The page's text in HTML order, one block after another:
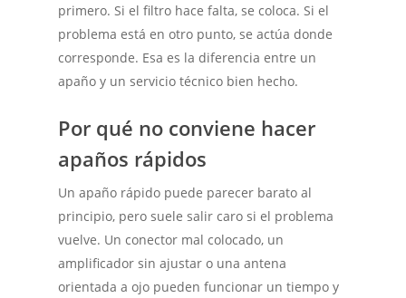
primero. Si el filtro hace falta, se coloca. Si el
problema está en otro punto, se actúa donde
corresponde. Esa es la diferencia entre un
apaño y un servicio técnico bien hecho.
Por qué no conviene hacer
apaños rápidos
Un apaño rápido puede parecer barato al
principio, pero suele salir caro si el problema
vuelve. Un conector mal colocado, un
amplificador sin ajustar o una antena
orientada a ojo pueden funcionar un tiempo y